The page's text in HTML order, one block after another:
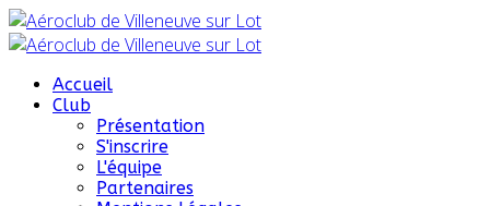
Accueil
Club
Présentation
S'inscrire
L'équipe
Partenaires